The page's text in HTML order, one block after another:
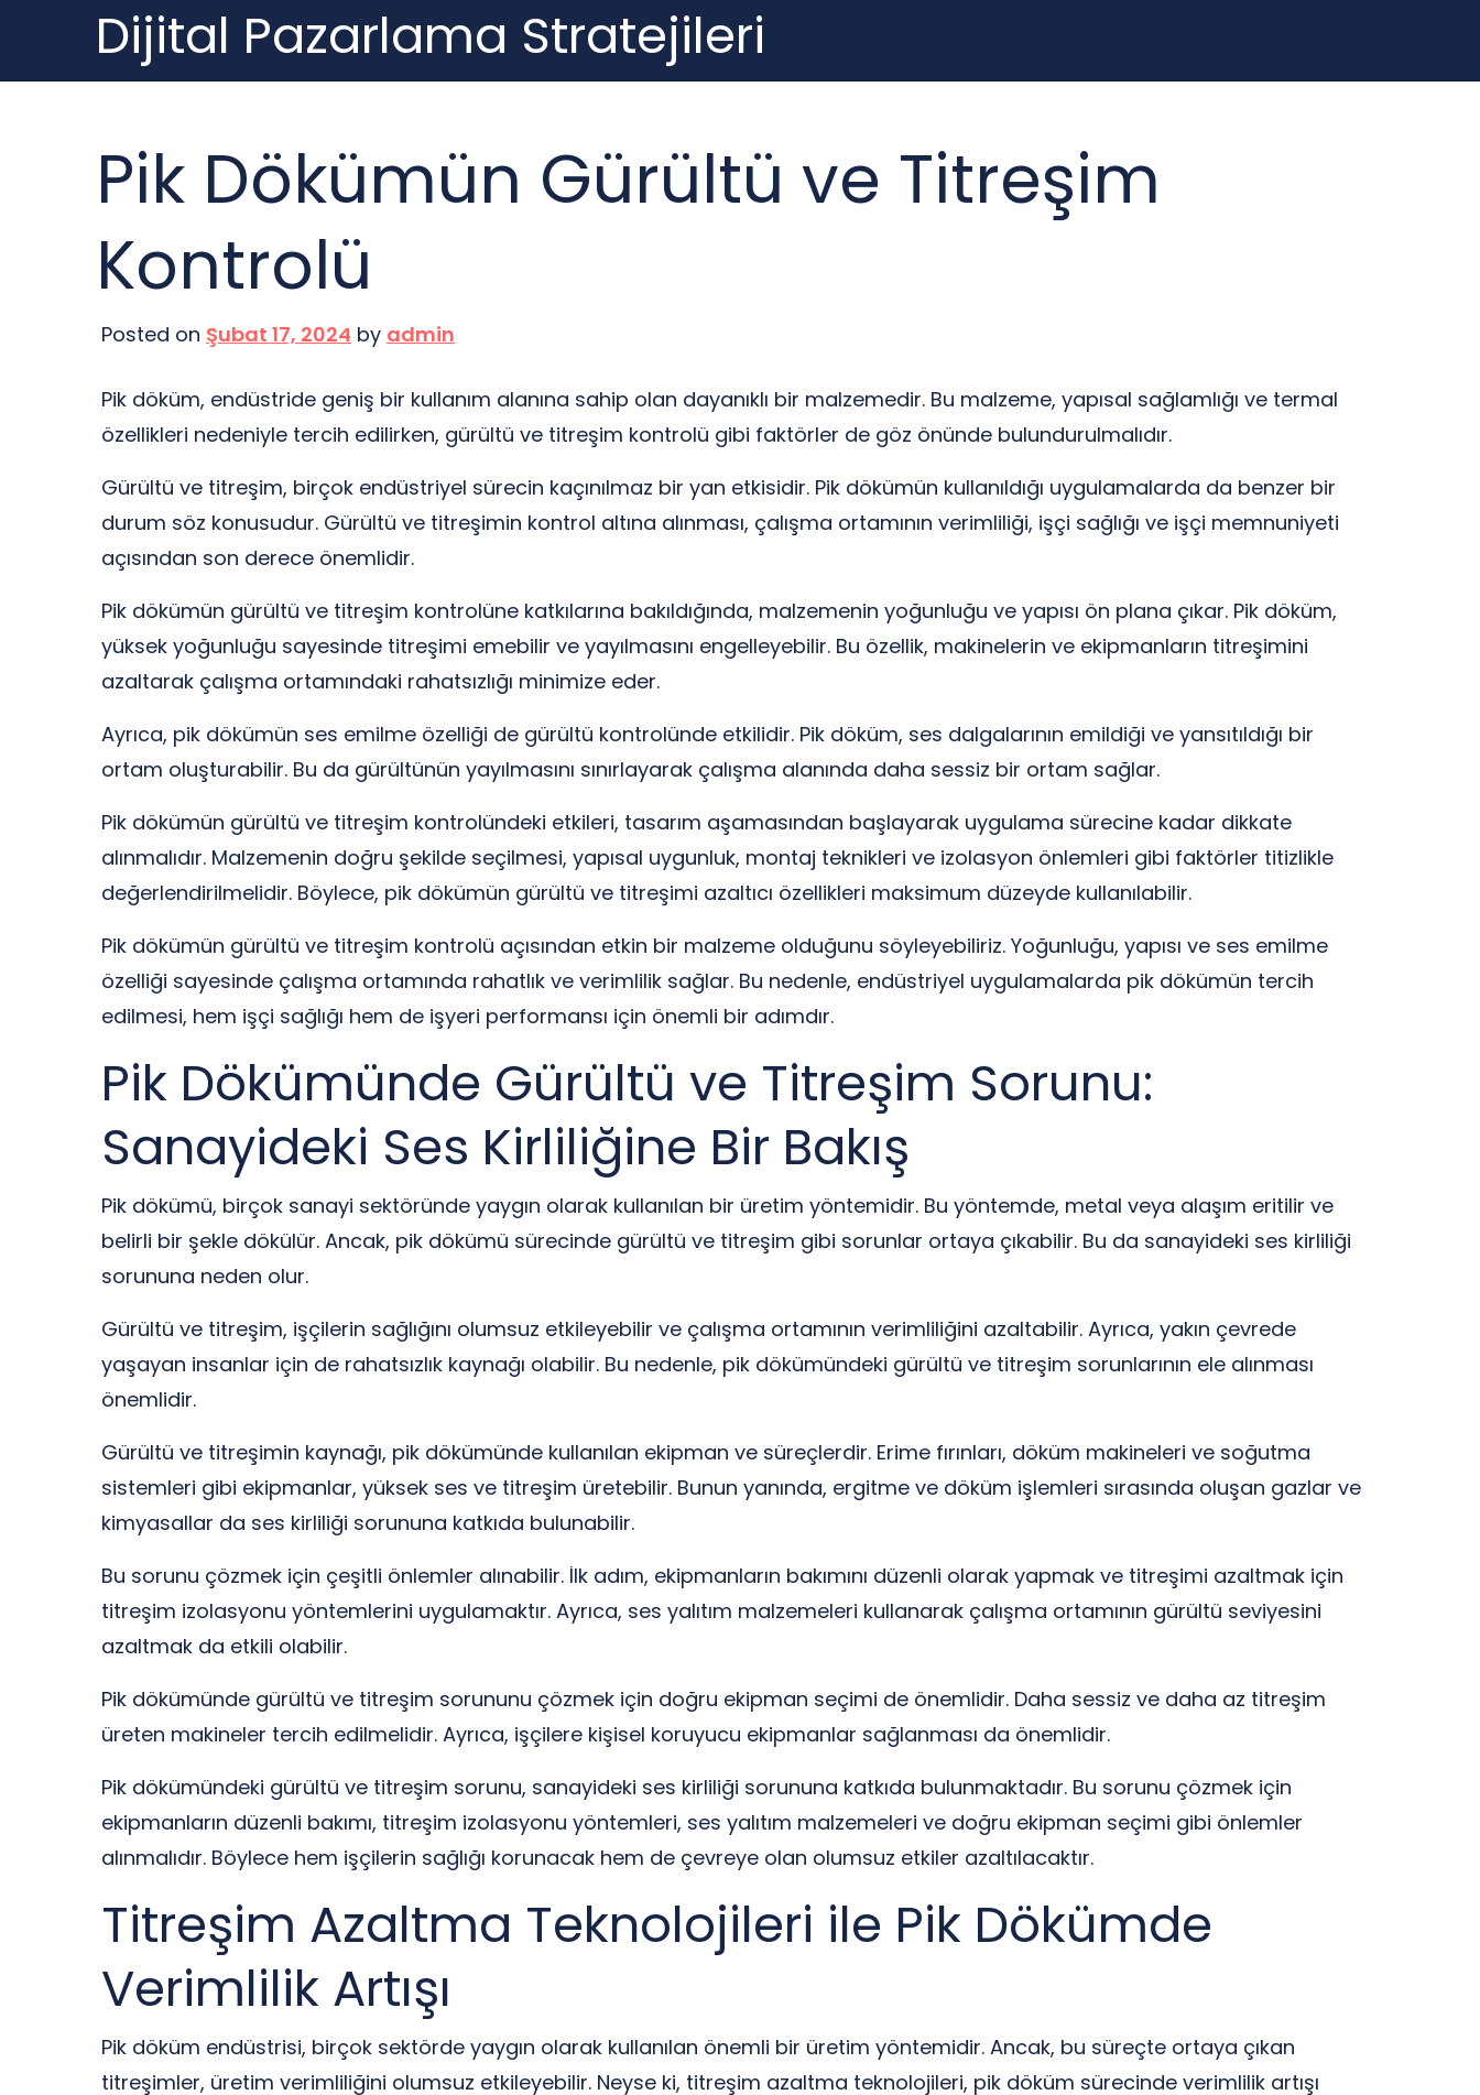
content
Dijital Pazarlama Stratejileri
Pik Dökümün Gürültü ve Titreşim
Kontrolü
Posted on Şubat 17, 2024 by admin
Pik döküm, endüstride geniş bir kullanım alanına sahip olan dayanıklı bir malzemedir. Bu malzeme, yapısal sağlamlığı ve termal
özellikleri nedeniyle tercih edilirken, gürültü ve titreşim kontrolü gibi faktörler de göz önünde bulundurulmalıdır.
Gürültü ve titreşim, birçok endüstriyel sürecin kaçınılmaz bir yan etkisidir. Pik dökümün kullanıldığı uygulamalarda da benzer bir
durum söz konusudur. Gürültü ve titreşimin kontrol altına alınması, çalışma ortamının verimliliği, işçi sağlığı ve işçi memnuniyeti
açısından son derece önemlidir.
Pik dökümün gürültü ve titreşim kontrolüne katkılarına bakıldığında, malzemenin yoğunluğu ve yapısı ön plana çıkar. Pik döküm,
yüksek yoğunluğu sayesinde titreşimi emebilir ve yayılmasını engelleyebilir. Bu özellik, makinelerin ve ekipmanların titreşimini
azaltarak çalışma ortamındaki rahatsızlığı minimize eder.
Ayrıca, pik dökümün ses emilme özelliği de gürültü kontrolünde etkilidir. Pik döküm, ses dalgalarının emildiği ve yansıtıldığı bir
ortam oluşturabilir. Bu da gürültünün yayılmasını sınırlayarak çalışma alanında daha sessiz bir ortam sağlar.
Pik dökümün gürültü ve titreşim kontrolündeki etkileri, tasarım aşamasından başlayarak uygulama sürecine kadar dikkate
alınmalıdır. Malzemenin doğru şekilde seçilmesi, yapısal uygunluk, montaj teknikleri ve izolasyon önlemleri gibi faktörler titizlikle
değerlendirilmelidir. Böylece, pik dökümün gürültü ve titreşimi azaltıcı özellikleri maksimum düzeyde kullanılabilir.
Pik dökümün gürültü ve titreşim kontrolü açısından etkin bir malzeme olduğunu söyleyebiliriz. Yoğunluğu, yapısı ve ses emilme
özelliği sayesinde çalışma ortamında rahatlık ve verimlilik sağlar. Bu nedenle, endüstriyel uygulamalarda pik dökümün tercih
edilmesi, hem işçi sağlığı hem de işyeri performansı için önemli bir adımdır.
Pik Dökümünde Gürültü ve Titreşim Sorunu:
Sanayideki Ses Kirliliğine Bir Bakış
Pik dökümü, birçok sanayi sektöründe yaygın olarak kullanılan bir üretim yöntemidir. Bu yöntemde, metal veya alaşım eritilir ve
belirli bir şekle dökülür. Ancak, pik dökümü sürecinde gürültü ve titreşim gibi sorunlar ortaya çıkabilir. Bu da sanayideki ses kirliliği
sorununa neden olur.
Gürültü ve titreşim, işçilerin sağlığını olumsuz etkileyebilir ve çalışma ortamının verimliliğini azaltabilir. Ayrıca, yakın çevrede
yaşayan insanlar için de rahatsızlık kaynağı olabilir. Bu nedenle, pik dökümündeki gürültü ve titreşim sorunlarının ele alınması
önemlidir.
Gürültü ve titreşimin kaynağı, pik dökümünde kullanılan ekipman ve süreçlerdir. Erime fırınları, döküm makineleri ve soğutma
sistemleri gibi ekipmanlar, yüksek ses ve titreşim üretebilir. Bunun yanında, ergitme ve döküm işlemleri sırasında oluşan gazlar ve
kimyasallar da ses kirliliği sorununa katkıda bulunabilir.
Bu sorunu çözmek için çeşitli önlemler alınabilir. İlk adım, ekipmanların bakımını düzenli olarak yapmak ve titreşimi azaltmak için
titreşim izolasyonu yöntemlerini uygulamaktır. Ayrıca, ses yalıtım malzemeleri kullanarak çalışma ortamının gürültü seviyesini
azaltmak da etkili olabilir.
Pik dökümünde gürültü ve titreşim sorununu çözmek için doğru ekipman seçimi de önemlidir. Daha sessiz ve daha az titreşim
üreten makineler tercih edilmelidir. Ayrıca, işçilere kişisel koruyucu ekipmanlar sağlanması da önemlidir.
Pik dökümündeki gürültü ve titreşim sorunu, sanayideki ses kirliliği sorununa katkıda bulunmaktadır. Bu sorunu çözmek için
ekipmanların düzenli bakımı, titreşim izolasyonu yöntemleri, ses yalıtım malzemeleri ve doğru ekipman seçimi gibi önlemler
alınmalıdır. Böylece hem işçilerin sağlığı korunacak hem de çevreye olan olumsuz etkiler azaltılacaktır.
Titreşim Azaltma Teknolojileri ile Pik Dökümde
Verimlilik Artışı
Pik döküm endüstrisi, birçok sektörde yaygın olarak kullanılan önemli bir üretim yöntemidir. Ancak, bu süreçte ortaya çıkan
titreşimler, üretim verimliliğini olumsuz etkileyebilir. Neyse ki, titreşim azaltma teknolojileri, pik döküm sürecinde verimlilik artışı